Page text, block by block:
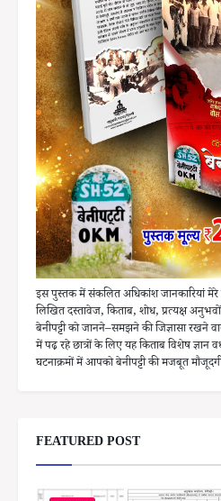
इस पुस्तक में संकलित अधिकांश जानकारियां
लिखित दस्तावेज, किताब, शोध, प्रत्यक्ष
बेनीपट्टी को जानने–समझने की जिज्ञासा रखने
में पढ़ रहे छात्रों के लिए यह किताब विशेष ज्ञान
घटनाक्रमों में आपको बेनीपट्टी की मजबूत
FEATURED POST